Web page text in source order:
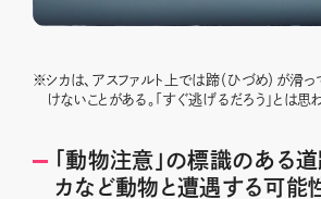
※シカは、アスファルト上では蹄（ひづめ）が滑
けないことがある。「すぐ逃げるだろう」とは思
「動物注意」の標識のある
カなど動物と遭遇する可能